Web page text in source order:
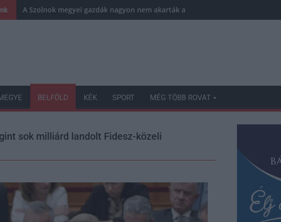
A Szolnok megyei gazdák nagyon nem akarták a JÉGER további üzemeltetését
BELFÖLD KÉK SPORT MÉG TÖBB ROVAT
sok milliárd landolt Fidesz-közeli